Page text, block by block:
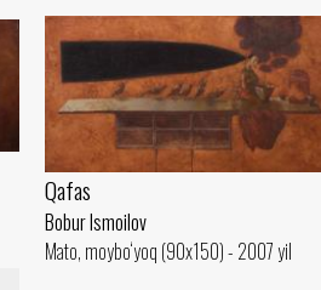
Qafas
Bobur Ismoilov
Mato, moybo‘yoq (90x150) - 2007 yil